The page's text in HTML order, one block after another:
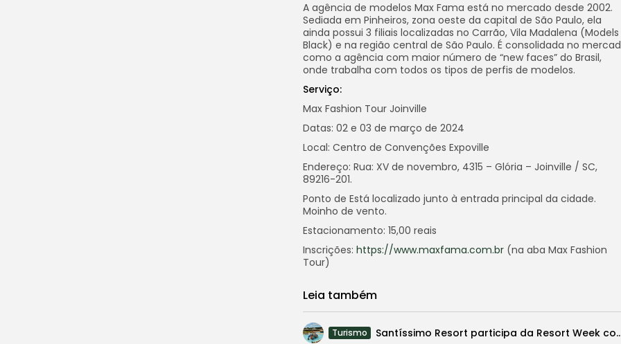
A agência de modelos Max Fama está no mercado desde 2002.
Sediada em Pinheiros, zona oeste da capital de São Paulo, ela
ainda possui 3 filiais localizadas no Carrão, Vila Madalena (Models
Black) e na região central de São Paulo. É consolidada no
como a agência com maior número de “new faces” do Brasil,
onde trabalha com todos os tipos de perfis de modelos.
Serviço:
Max Fashion Tour Joinville
Datas: 02 e 03 de março de 2024
Local: Centro de Convenções Expoville
Endereço: Rua: XV de novembro, 4315 – Glória – Joinville / SC,
89216-201.
Ponto de Está localizado junto à entrada principal da cidade.
Moinho de vento.
Estacionamento: 15,00 reais
Inscrições: https://www.maxfama.com.br (na aba Max Fashion
Tour)
Leia também
Turismo Santíssimo Resort participa da